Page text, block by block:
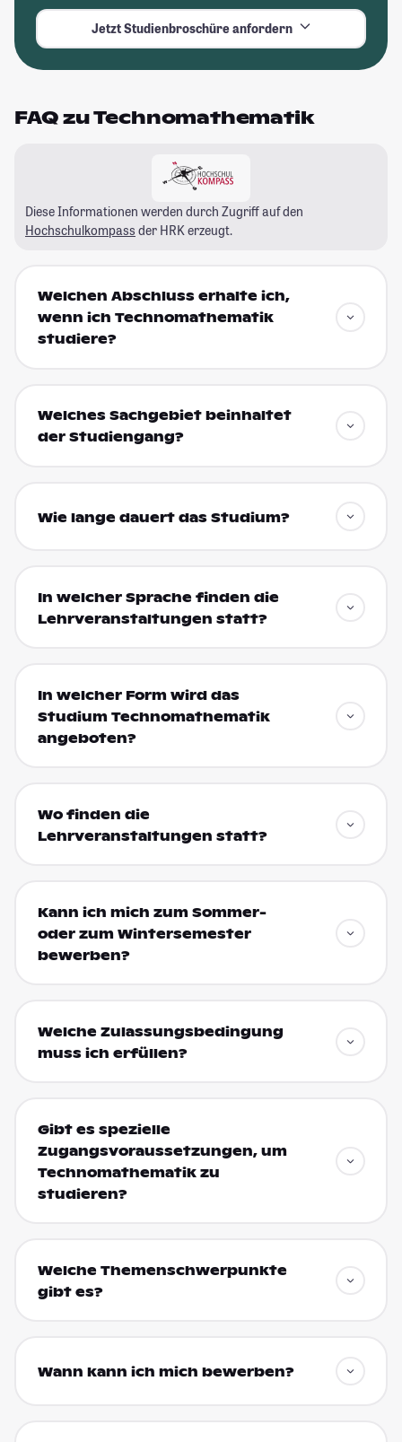
Jetzt Studienbroschüre anfordern
FAQ zu Technomathematik
Diese Informationen werden durch Zugriff auf den
Hochschulkompass der HRK erzeugt.
Welchen Abschluss erhalte ich,
wenn ich Technomathematik
studiere?
Welches Sachgebiet beinhaltet
der Studiengang?
Wie lange dauert das Studium?
In welcher Sprache finden die
Lehrveranstaltungen statt?
In welcher Form wird das
Studium Technomathematik
angeboten?
Wo finden die
Lehrveranstaltungen statt?
Kann ich mich zum Sommer-
oder zum Wintersemester
bewerben?
Welche Zulassungsbedingung
muss ich erfüllen?
Gibt es spezielle
Zugangsvoraussetzungen, um
Technomathematik zu
studieren?
Welche Themenschwerpunkte
gibt es?
Wann kann ich mich bewerben?